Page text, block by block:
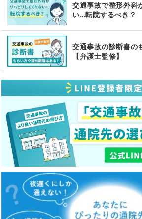
交通事故で整形外科
い…転院するべき？
交通事故の診断書の
【弁護士監修】